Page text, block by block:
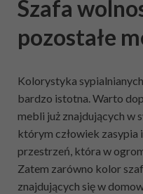
Szafa
pozostałe
Kolorystyka
bardzo istotna. Warto
mebli już znajdujących w
którym człowiek zasypia
przestrzeń, która w
Zatem zarówno kolor
znajdujących się w